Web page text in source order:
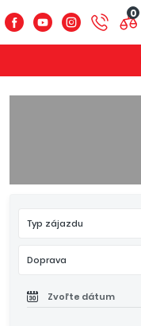
0
Typ zájazdu
Doprava
Zvoľte dátum